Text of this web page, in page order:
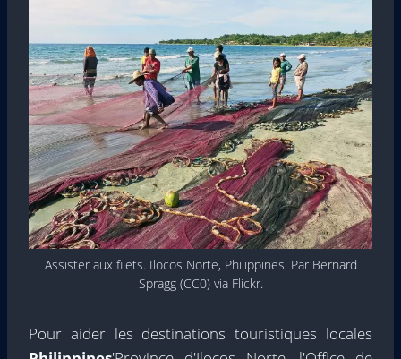
Assister aux filets. Ilocos Norte, Philippines. Par Bernard
Spragg (CC0) via Flickr.
Pour aider les destinations touristiques locales